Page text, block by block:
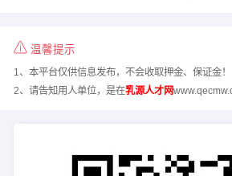
温馨提示
1、本平台仅供信息发布，不会收取押金、保证金！
2、请告知用人单位，是在乳源人才网